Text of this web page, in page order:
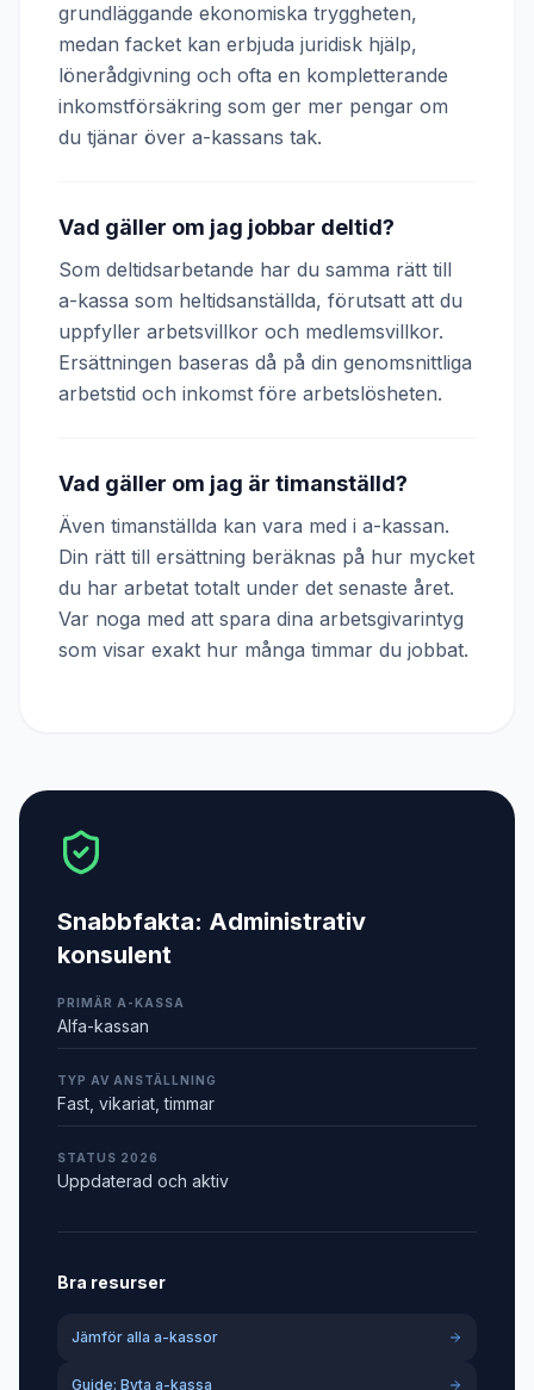
grundläggande ekonomiska tryggheten,
medan facket kan erbjuda juridisk hjälp,
lönerådgivning och ofta en kompletterande
inkomstförsäkring som ger mer pengar om
du tjänar över a-kassans tak.
Vad gäller om jag jobbar deltid?
Som deltidsarbetande har du samma rätt till
a-kassa som heltidsanställda, förutsatt att du
uppfyller arbetsvillkor och medlemsvillkor.
Ersättningen baseras då på din genomsnittliga
arbetstid och inkomst före arbetslösheten.
Vad gäller om jag är timanställd?
Även timanställda kan vara med i a-kassan.
Din rätt till ersättning beräknas på hur mycket
du har arbetat totalt under det senaste året.
Var noga med att spara dina arbetsgivarintyg
som visar exakt hur många timmar du jobbat.
Snabbfakta: Administrativ
konsulent
PRIMÄR A-KASSA
Alfa-kassan
TYP AV ANSTÄLLNING
Fast, vikariat, timmar
STATUS 2026
Uppdaterad och aktiv
Bra resurser
Jämför alla a-kassor
Guide: Byta a-kassa